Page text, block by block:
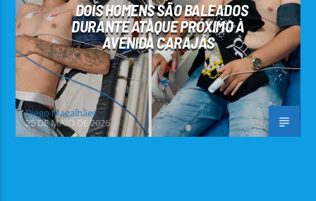
DOIS HOMENS SÃO BALEADOS
DURANTE ATAQUE PRÓXIMO À
AVENIDA CARAJÁS
Diego Magalhães
25 DE MAIO DE 2026